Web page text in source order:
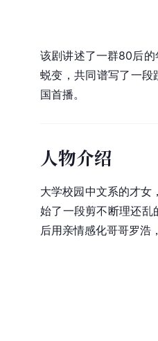
该剧讲述了一群80后
蜕变，共同谱写了一
国首播。
人物介绍
大学校园中文系的才女
始了一段剪不断理还乱
后用亲情感化哥哥罗浩